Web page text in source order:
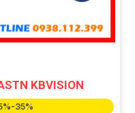
KBVISION
35%